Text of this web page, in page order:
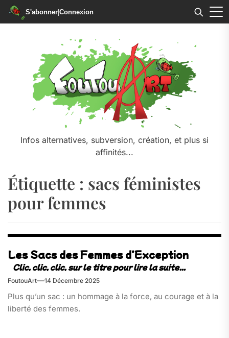
S'abonner|Connexion
Infos alternatives, subversion, création, et plus si
affinités...
Étiquette : sacs féministes
pour femmes
Les Sacs des Femmes d’Exception
FoutouArt 14 Décembre 2025
Plus qu’un sac : un hommage à la force, au courage et à la
liberté des femmes.